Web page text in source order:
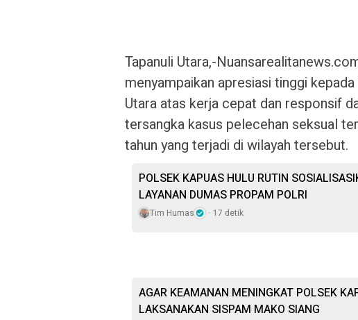
Tapanuli Utara,-
menyampaikan apresiasi tinggi
Utara atas kerja cepat dan responsif
tersangka kasus pelecehan seksual
tahun yang terjadi di wilayah tersebut.
POLSEK KAPUAS HULU RUTIN
LAYANAN DUMAS PROPAM POLRI
Tim Humas 17 detik
AGAR KEAMANAN MENINGKAT POLSEK
LAKSANAKAN SISPAM MAKO SIANG